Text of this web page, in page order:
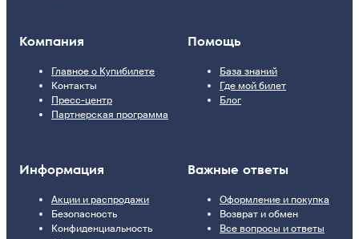
Компания
Главное о Купибилете
Контакты
Пресс-центр
Партнерская программа
Помощь
База знаний
Где мой билет
Блог
Информация
Акции и распродажи
Безопасность
Конфиденциальность
Важные ответы
Оформление и покупка
Возврат и обмен
Все вопросы и ответы